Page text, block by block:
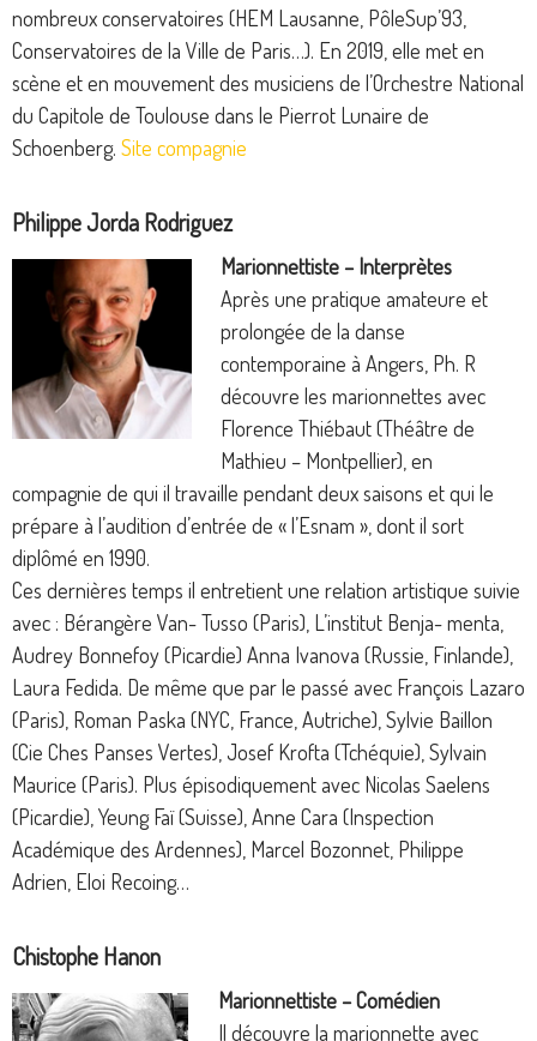
nombreux conservatoires (HEM Lausanne, PôleSup’93,
Conservatoires de la Ville de Paris…). En 2019, elle met en
scène et en mouvement des musiciens de l’Orchestre National
du Capitole de Toulouse dans le Pierrot Lunaire de
Schoenberg. Site compagnie
Philippe Jorda Rodriguez
Marionnettiste – Interprètes
Après une pratique amateure et
prolongée de la danse
contemporaine à Angers, Ph. R
découvre les marionnettes avec
Florence Thiébaut (Théâtre de
Mathieu – Montpellier), en
compagnie de qui il travaille pendant deux saisons et qui le
prépare à l’audition d’entrée de « l’Esnam », dont il sort
diplômé en 1990.
Ces dernières temps il entretient une relation artistique suivie
avec : Bérangère Van- Tusso (Paris), L’institut Benja- menta,
Audrey Bonnefoy (Picardie) Anna Ivanova (Russie, Finlande),
Laura Fedida. De même que par le passé avec François Lazaro
(Paris), Roman Paska (NYC, France, Autriche), Sylvie Baillon
(Cie Ches Panses Vertes), Josef Krofta (Tchéquie), Sylvain
Maurice (Paris). Plus épisodiquement avec Nicolas Saelens
(Picardie), Yeung Faï (Suisse), Anne Cara (Inspection
Académique des Ardennes), Marcel Bozonnet, Philippe
Adrien, Eloi Recoing…
Chistophe Hanon
Marionnettiste – Comédien
Il découvre la marionnette avec